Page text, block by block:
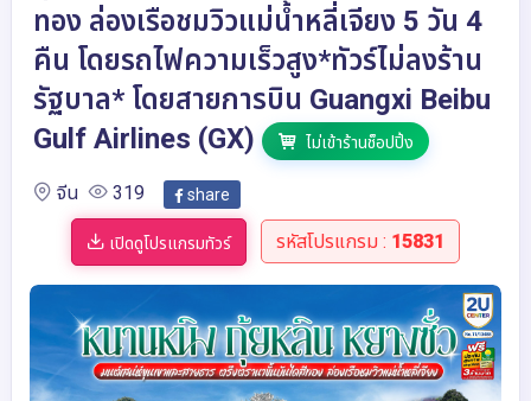
ทอง ล่องเรือชมวิวแม่น้ำหลี่เจียง 5 วัน 4
คืน โดยรถไฟความเร็วสูง*ทัวร์ไม่ลงร้าน
รัฐบาล* โดยสายการบิน Guangxi Beibu
Gulf Airlines (GX)
ไม่เข้าร้านช็อปปิ้ง
จีน 319 share
เปิดดูโปรแกรมทัวร์ รหัสโปรแกรม : 15831